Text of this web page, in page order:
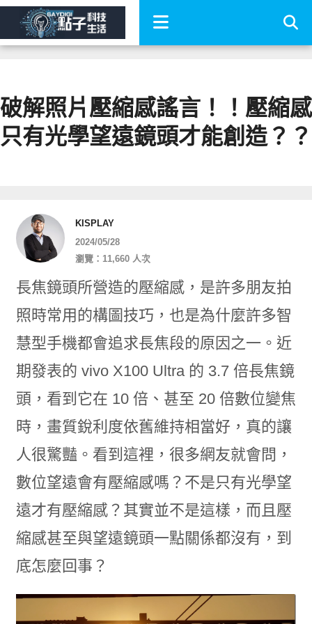
破解照片壓縮感謠言！！壓縮感
只有光學望遠鏡頭才能創造？？
KISPLAY
2024/05/28
瀏覽：11,660 人次
長焦鏡頭所營造的壓縮感，是許多朋友拍
照時常用的構圖技巧，也是為什麼許多智
慧型手機都會追求長焦段的原因之一。近
期發表的 vivo X100 Ultra 的 3.7 倍長焦鏡
頭，看到它在 10 倍、甚至 20 倍數位變焦
時，畫質銳利度依舊維持相當好，真的讓
人很驚豔。看到這裡，很多網友就會問，
數位望遠會有壓縮感嗎？不是只有光學望
遠才有壓縮感？其實並不是這樣，而且壓
縮感甚至與望遠鏡頭一點關係都沒有，到
底怎麼回事？